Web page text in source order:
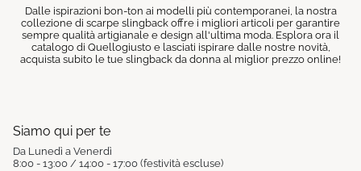
Dalle ispirazioni bon-ton ai modelli più contemporanei, la nostra
collezione di scarpe slingback offre i migliori articoli per garantire
sempre qualità artigianale e design all'ultima moda. Esplora ora il
catalogo di Quellogiusto e lasciati ispirare dalle nostre novità,
acquista subito le tue slingback da donna al miglior prezzo online!
Siamo qui per te
Da Lunedì a Venerdì
8:00 - 13:00 / 14:00 - 17:00 (festività escluse)